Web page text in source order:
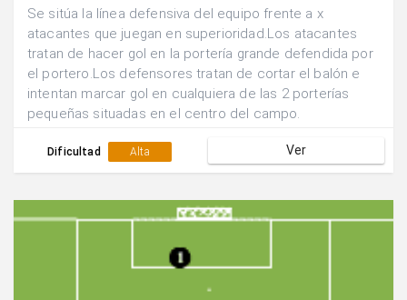
Se sitúa la línea defensiva del equipo frente a x
atacantes que juegan en superioridad.Los atacantes
tratan de hacer gol en la portería grande defendida por
el portero.Los defensores tratan de cortar el balón e
intentan marcar gol en cualquiera de las 2 porterías
pequeñas situadas en el centro del campo.
Dificultad Alta Ver